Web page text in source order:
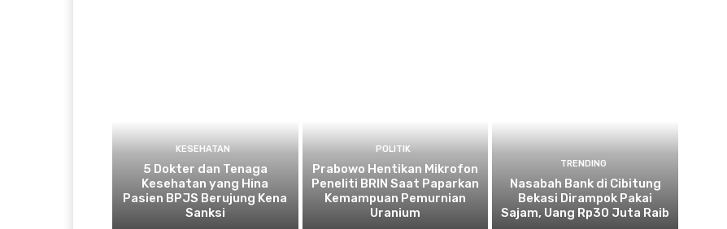
KESEHATAN
5 Dokter dan Tenaga
Kesehatan yang Hina
Pasien BPJS Berujung Kena
Sanksi
POLITIK
Prabowo Hentikan Mikrofon
Peneliti BRIN Saat Paparkan
Kemampuan Pemurnian
Uranium
TRENDING
Nasabah Bank di Cibitung
Bekasi Dirampok Pakai
Sajam, Uang Rp30 Juta Raib